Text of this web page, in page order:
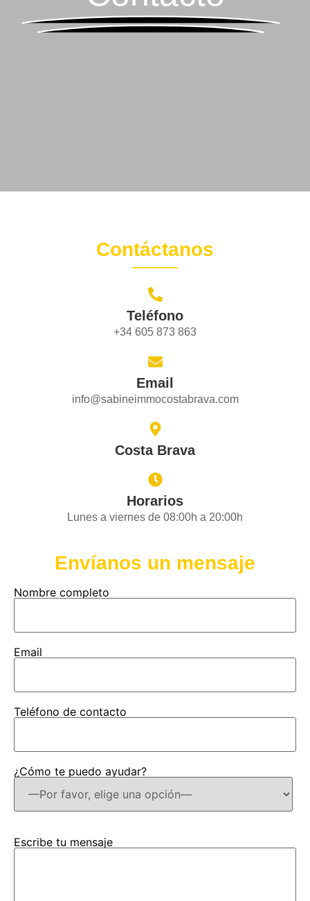
Contáctanos
Teléfono
+34 605 873 863
Email
info@sabineimmocostabrava.com
Costa Brava
Horarios
Lunes a viernes de 08:00h a 20:00h
Envíanos un mensaje
Nombre completo
Email
Teléfono de contacto
¿Cómo te puedo ayudar?
Escribe tu mensaje